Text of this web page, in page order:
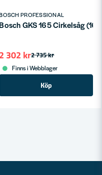
(->300mm)
PROFESSIONAL
GKS 165 Cirkelsåg
2 735 kr
2 302 kr
Finns i Webblager
Köp